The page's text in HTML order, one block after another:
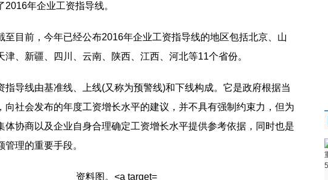
2016年企业工资指导线。
至目前，今年已经公布2016年企业工资指导线的地区包括北京、山
津、新疆、四川、云南、陕西、江西、河北等11个省份。
指导线由基准线、上线(又称为预警线)和下线构成。它是政府根据当
向社会发布的年度工资增长水平的建议，并不具有强制约束力，但为
体协商以及企业自身合理确定工资增长水平提供参考依据，同时也是
理的重要手段。